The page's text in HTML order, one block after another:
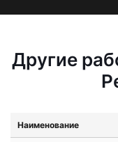
Другие
Наименование